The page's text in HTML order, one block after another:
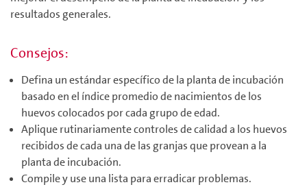
resultados generales.
Consejos:
Defina un estándar específico de la planta de incubación
basado en el índice promedio de nacimientos de los
huevos colocados por cada grupo de edad.
Aplique rutinariamente controles de calidad a los huevos
recibidos de cada una de las granjas que provean a la
planta de incubación.
Compile y use una lista para erradicar problemas.